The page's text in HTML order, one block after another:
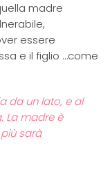
madre
essere
e il figlio …come
da un lato, e al
La madre è
sarà